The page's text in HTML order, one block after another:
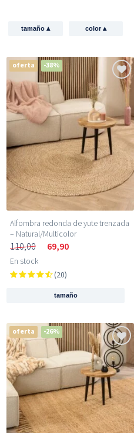
tamaño ▴ color▴
oferta -38%
Alfombra redonda de yute trenzada
– Natural/Multicolor
110,00 69,90
En stock
(20)
tamaño
oferta -26%